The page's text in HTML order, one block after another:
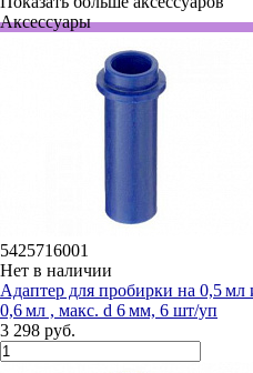
Аксессуары
5425716001
Нет в наличии
Адаптер для пробирки на 0,5
0,6 мл , макс. d 6 мм, 6 шт/уп
3 298 руб.